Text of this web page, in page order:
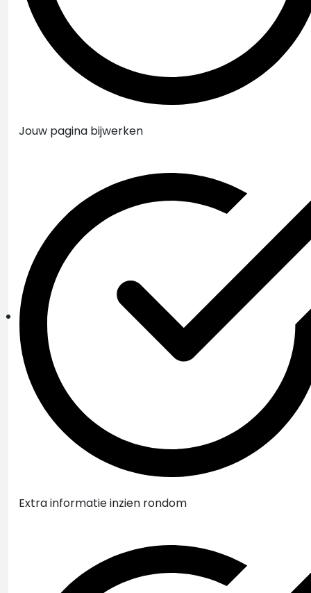
Jouw pagina bijwerken
Extra informatie inzien rondom